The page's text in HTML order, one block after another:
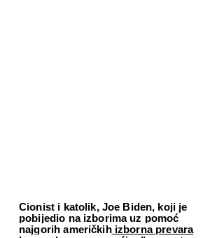
Cionist i katolik, Joe Biden, koji je
pobijedio na izborima uz pomoć
najgorih američkihizborna prevara